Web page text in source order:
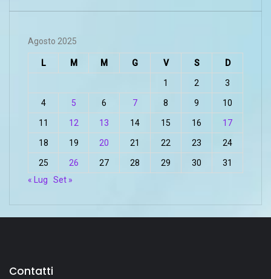
Agosto 2025
L M M G V S D
1 2 3
4 5 6 7 8 9 10
11 12 13 14 15 16 17
18 19 20 21 22 23 24
25 26 27 28 29 30
31
« Lug
Set »
Contatti